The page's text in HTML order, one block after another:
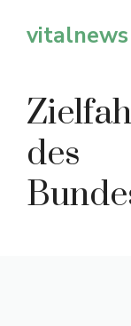
Inhaltvitalnews
des